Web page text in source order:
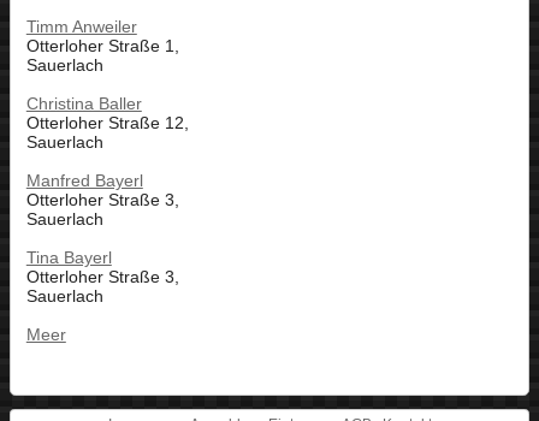
Timm Anweiler
Otterloher Straße 1,
Sauerlach
Christina Baller
Otterloher Straße 12,
Sauerlach
Manfred Bayerl
Otterloher Straße 3,
Sauerlach
Tina Bayerl
Otterloher Straße 3,
Sauerlach
Meer